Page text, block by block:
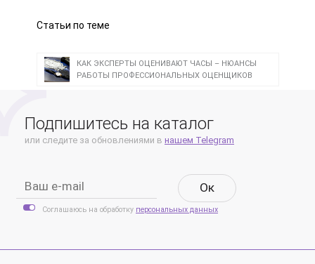
Статьи по теме
КАК ЭКСПЕРТЫ ОЦЕНИВАЮТ ЧАСЫ – НЮАНСЫ
РАБОТЫ ПРОФЕССИОНАЛЬНЫХ ОЦЕНЩИКОВ
Подпишитесь на каталог
или следите за обновлениями в нашем Telegram
Oк
Соглашаюсь на обработку персональных данных